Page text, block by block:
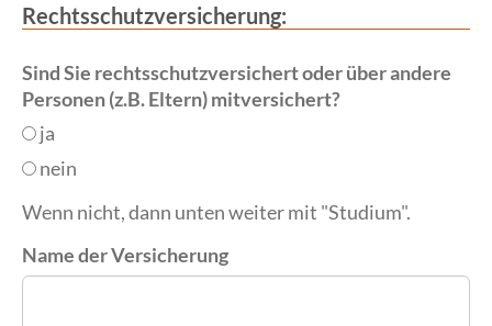
Rechtsschutzversicherung:
Sind Sie rechtsschutzversichert oder über andere
Personen (z.B. Eltern) mitversichert?
ja
nein
Wenn nicht, dann unten weiter mit "Studium".
Name der Versicherung